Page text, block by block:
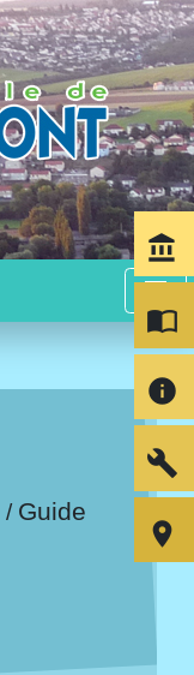
menu
/ Guide
account_balance
import_contacts
info
build
room